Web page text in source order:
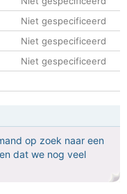
Niet gespecificeerd
Niet gespecificeerd
Niet gespecificeerd
op zoek naar een
dat we nog veel